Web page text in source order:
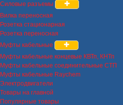
Силовые разъемы
Вилка переносная
Розетка стационарная
Розетка переносная
Муфты кабельные
Муфты кабельные концевые КВТп, КНТп
Муфты кабельные соединительные СТП
Муфты кабельные Raychem
Электродвигатели
Товары на главной
Популярные товары